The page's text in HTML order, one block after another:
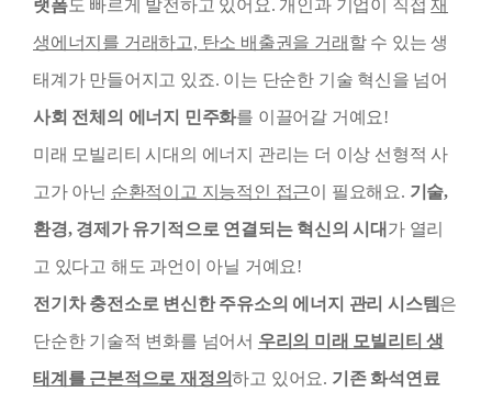
랫폼도 빠르게 발전하고 있어요. 개인과 기업이 직접재
생에너지를 거래하고, 탄소 배출권을 거래 할 수 있는 생
태계가 만들어지고 있죠. 이는 단순한 기술 혁신을 넘어
사회 전체의 에너지 민주화를 이끌어갈 거예요!
미래 모빌리티 시대의 에너지 관리는 더 이상 선형적 사
고가 아닌 순환적이고 지능적인 접근이 필요해요. 기술,
환경, 경제가 유기적으로 연결되는 혁신의 시대 가 열리
고 있다고 해도 과언이 아닐 거예요!
전기차 충전소로 변신한 주유소의 에너지 관리 시스템은
단순한 기술적 변화를 넘어서 우리의 미래 모빌리티 생
태계를 근본적으로 재정의하고 있어요. 기존 화석연료